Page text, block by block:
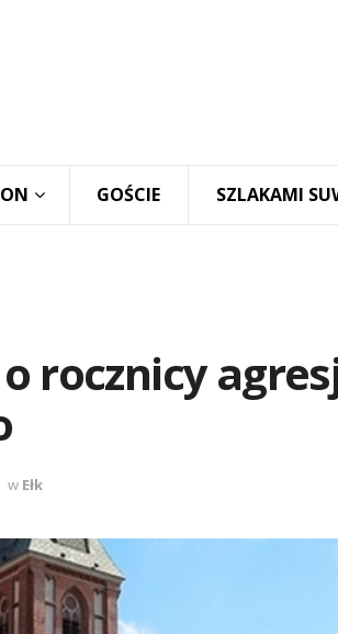
GOŚCIE SZLAKAMI
rocznicy
w Ełk